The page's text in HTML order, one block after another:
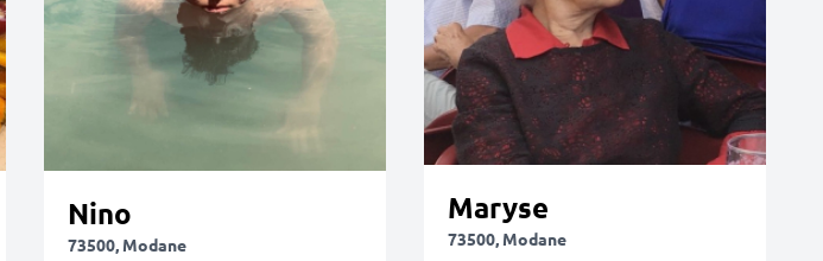
Nino
73500, Modane
Maryse
73500, Modane